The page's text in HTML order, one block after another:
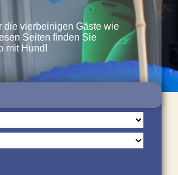
die vierbeinigen Gäste wie
Seiten finden Sie
mit Hund!